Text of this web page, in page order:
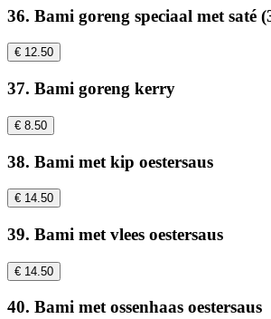
36. Bami goreng speciaal met saté
€ 12.50
37. Bami goreng kerry
€ 8.50
38. Bami met kip oestersaus
€ 14.50
39. Bami met vlees oestersaus
€ 14.50
40. Bami met ossenhaas oestersaus